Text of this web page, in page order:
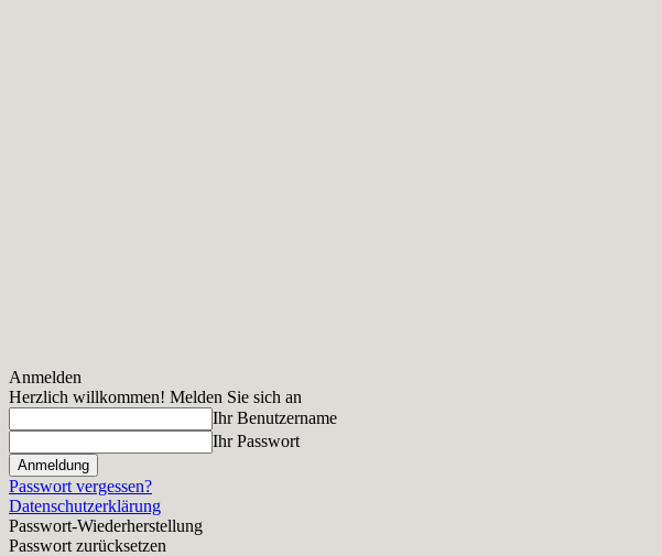
Anmelden
Herzlich willkommen! Melden Sie sich an
Ihr Benutzername
Ihr Passwort
Passwort vergessen?
Datenschutzerklärung
Passwort-Wiederherstellung
Passwort zurücksetzen